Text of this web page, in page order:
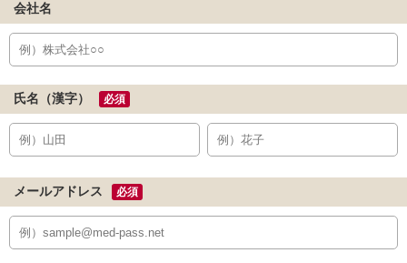
会社名
氏名（漢字） 必須
メールアドレス 必須